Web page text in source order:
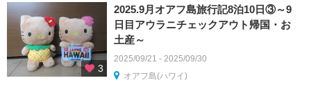
3
2025.9月オアフ島旅行記8泊10日③～9
日目アウラニチェックアウト帰国・お
土産～
2025/09/21 - 2025/09/30
オアフ島(ハワイ)